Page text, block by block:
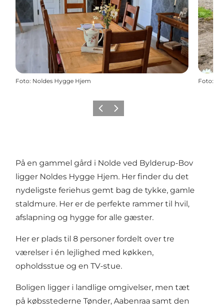
Foto: Noldes Hygge Hjem Foto:
ForrigeNæste
På en gammel gård i Nolde ved Bylderup-Bov
ligger Noldes Hygge Hjem. Her finder du det
nydeligste feriehus gemt bag de tykke, gamle
staldmure. Her er de perfekte rammer til hvil,
afslapning og hygge for alle gæster.
Her er plads til 8 personer fordelt over tre
værelser i én lejlighed med køkken,
opholdsstue og en TV-stue.
Boligen ligger i landlige omgivelser, men tæt
på købsstederne Tønder, Aabenraa samt den